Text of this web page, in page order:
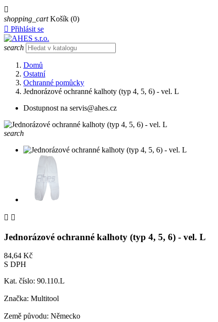

shopping_cart Košík (0)
 Přihlásit se
search
Domů
Ostatní
Ochranné pomůcky
Jednorázové ochranné kalhoty (typ 4, 5, 6) - vel. L
Dostupnost na servis@ahes.cz
search
 
Jednorázové ochranné kalhoty (typ 4, 5, 6) - vel. L
84,64 Kč
S DPH
Kat. číslo: 90.110.L
Značka: Multitool
Země původu: Německo